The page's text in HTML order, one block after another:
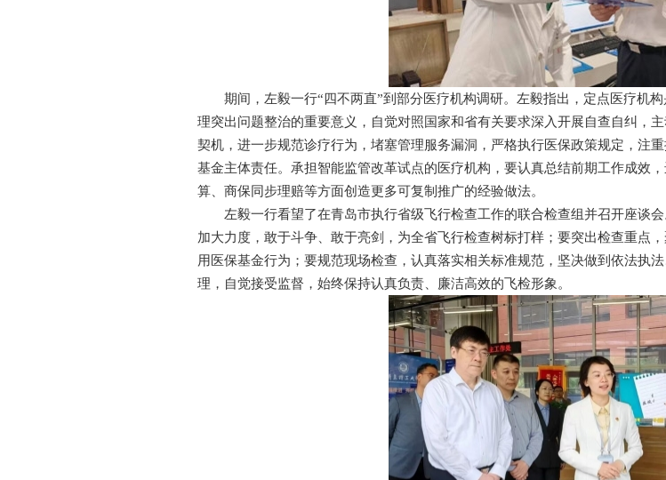
期间，左毅一行“四不两直”到部分医疗机构调研。左毅指出，定点医疗机
理突出问题整治的重要意义，自觉对照国家和省有关要求深入开展自查自纠，
契机，进一步规范诊疗行为，堵塞管理服务漏洞，严格执行医保政策规定，注
基金主体责任。承担智能监管改革试点的医疗机构，要认真总结前期工作成效
算、商保同步理赔等方面创造更多可复制推广的经验做法。
左毅一行看望了在青岛市执行省级飞行检查工作的联合检查组并召开座谈
加大力度，敢于斗争、敢于亮剑，为全省飞行检查树标打样；要突出检查重点
用医保基金行为；要规范现场检查，认真落实相关标准规范，坚决做到依法执
理，自觉接受监督，始终保持认真负责、廉洁高效的飞检形象。